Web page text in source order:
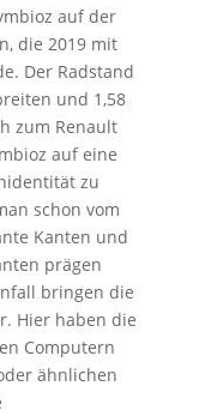
auf der
die 2019 mit
Der Radstand
und 1,58
zum Renault
auf eine
zu
schon vom
Kanten und
prägen
bringen die
Hier haben die
Computern
ähnlichen